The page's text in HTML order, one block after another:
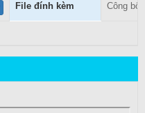
File đính kèm Công bố